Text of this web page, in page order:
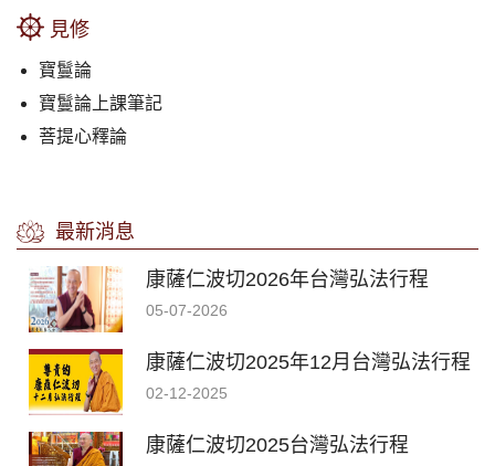
見修
寶鬘論
寶鬘論上課筆記
菩提心釋論
最新消息
康薩仁波切2026年台灣弘法行程
05-07-2026
康薩仁波切2025年12月台灣弘法行程
02-12-2025
康薩仁波切2025台灣弘法行程